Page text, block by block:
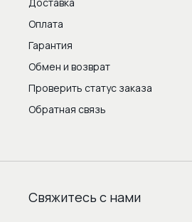
Оплата
Гарантия
Обмен и возврат
Проверить статус заказа
Обратная связь
Свяжитесь с нами